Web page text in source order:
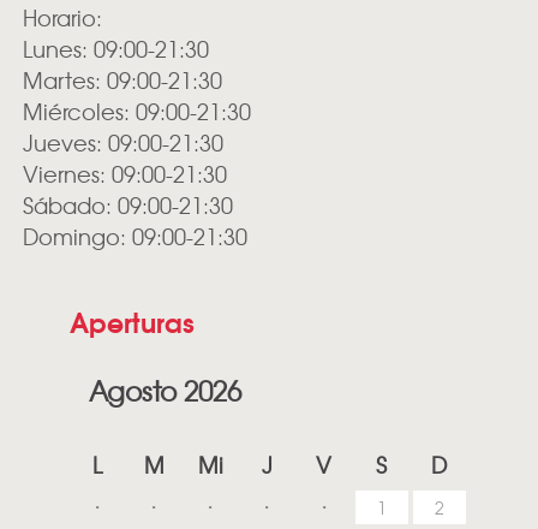
Horario:
Lunes: 09:00-21:30
Martes: 09:00-21:30
Miércoles: 09:00-21:30
Jueves: 09:00-21:30
Viernes: 09:00-21:30
Sábado: 09:00-21:30
Domingo: 09:00-21:30
Aperturas
Agosto 2026
L M Mi J V S D
1
2